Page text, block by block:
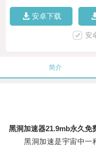
安卓下载
安
简介
黑洞加速器21.9mb永久免
黑洞加速是宇宙中一种